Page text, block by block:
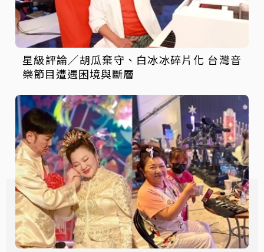
星級評論／胡瓜棄守、白冰冰碎片化 台灣音
樂節目遭遇困境與斷層